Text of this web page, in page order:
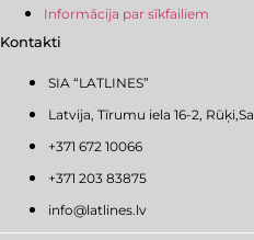
Informācija par sīkfailiem
Kontakti
SIA “LATLINES”
Latvija, Tīrumu iela 16-2,
+371 672 10066
+371 203 83875
info@latlines.lv